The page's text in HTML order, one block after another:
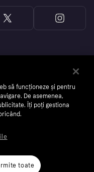
0431
să funcționeze și pentru
De asemenea,
Îți poți gestiona
toate